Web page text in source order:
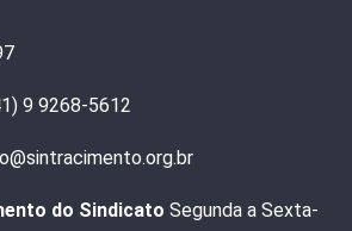
9 9268-5612
do Sindicato Segunda a Sexta-